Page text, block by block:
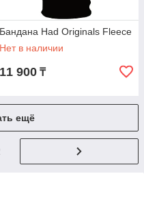
Бандана Had Originals Fleece
Нет в наличии
11 900 ₸
ещё